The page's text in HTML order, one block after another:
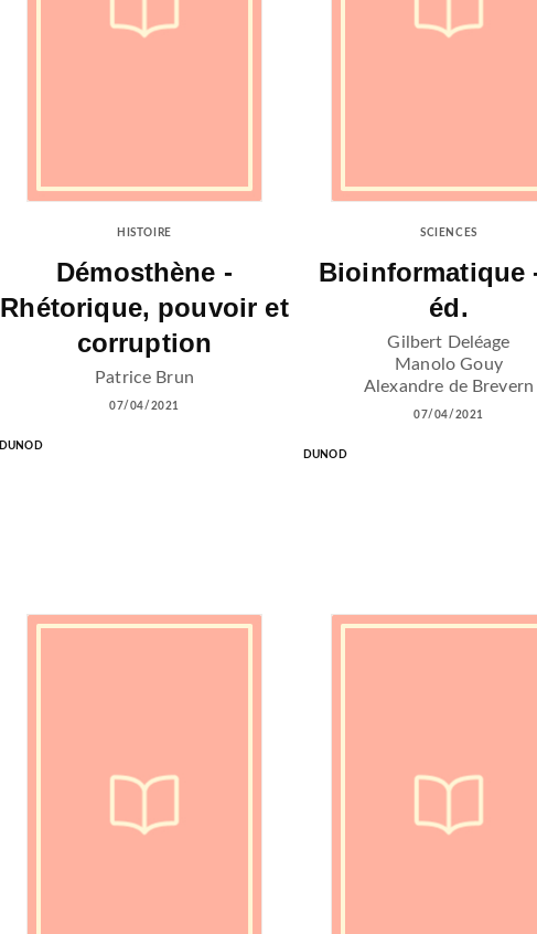
HISTOIRE
Démosthène -
Rhétorique, pouvoir et
corruption
Patrice Brun
07/04/2021
DUNOD
SCIENCES
Bioinformatique
éd.
Gilbert Deléage
Manolo Gouy
Alexandre de Brevern
07/04/2021
DUNOD